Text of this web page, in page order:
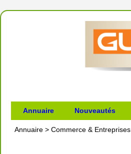
Annuaire Nouveautés
Annuaire > Commerce & Entreprises